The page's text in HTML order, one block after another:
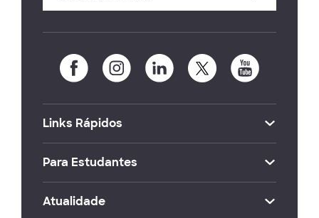
Links Rápidos
Para Estudantes
Atualidade